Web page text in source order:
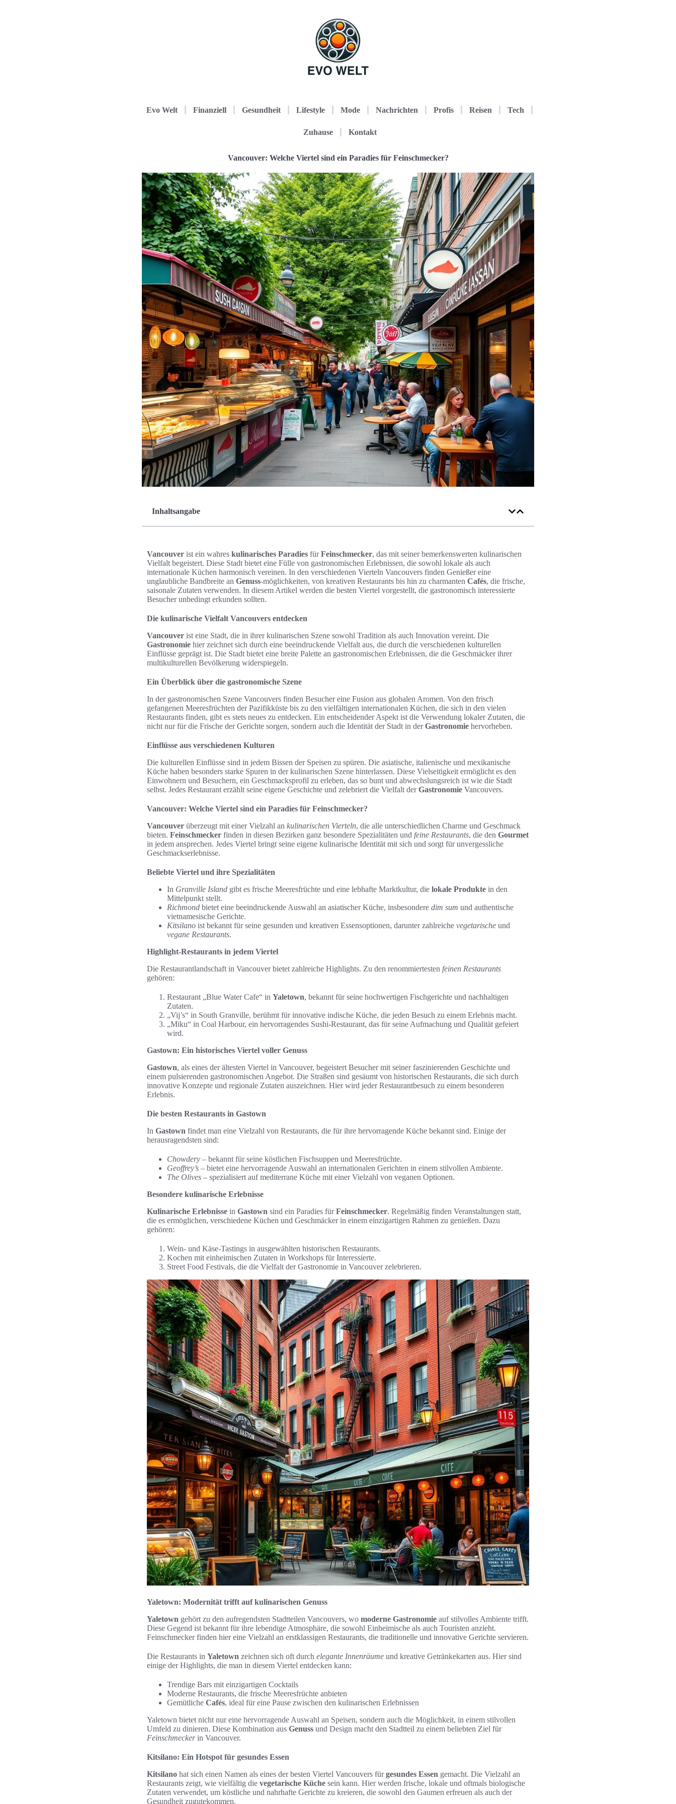
Evo Welt Finanziell Gesundheit Lifestyle Mode Nachrichten Profis Reisen Tech
Zuhause Kontakt
Vancouver: Welche Viertel sind ein Paradies für Feinschmecker?
Inhaltsangabe
Vancouver ist ein wahres kulinarisches Paradies fürFeinschmecker, das mit seiner bemerkenswerten kulinarischen
Vielfalt begeistert. Diese Stadt bietet eine Fülle von gastronomischen Erlebnissen, die sowohl lokale als auch
internationale Küchen harmonisch vereinen. In den verschiedenen Vierteln Vancouvers finden Genießer eine
unglaubliche Bandbreite an Genuss-möglichkeiten, von kreativen Restaurants bis hin zu charmanten Cafés, die frische,
saisonale Zutaten verwenden. In diesem Artikel werden die besten Viertel vorgestellt, die gastronomisch interessierte
Besucher unbedingt erkunden sollten.
Die kulinarische Vielfalt Vancouvers entdecken
Vancouver ist eine Stadt, die in ihrer kulinarischen Szene sowohl Tradition als auch Innovation vereint. Die
Gastronomie hier zeichnet sich durch eine beeindruckende Vielfalt aus, die durch die verschiedenen kulturellen
Einflüsse geprägt ist. Die Stadt bietet eine breite Palette an gastronomischen Erlebnissen, die die Geschmäcker ihrer
multikulturellen Bevölkerung widerspiegeln.
Ein Überblick über die gastronomische Szene
In der gastronomischen Szene Vancouvers finden Besucher eine Fusion aus globalen Aromen. Von den frisch
gefangenen Meeresfrüchten der Pazifikküste bis zu den vielfältigen internationalen Küchen, die sich in den vielen
Restaurants finden, gibt es stets neues zu entdecken. Ein entscheidender Aspekt ist die Verwendung lokaler Zutaten, die
nicht nur für die Frische der Gerichte sorgen, sondern auch die Identität der Stadt in derGastronomie hervorheben.
Einflüsse aus verschiedenen Kulturen
Die kulturellen Einflüsse sind in jedem Bissen der Speisen zu spüren. Die asiatische, italienische und mexikanische
Küche haben besonders starke Spuren in der kulinarischen Szene hinterlassen. Diese Vielseitigkeit ermöglicht es den
Einwohnern und Besuchern, ein Geschmacksprofil zu erleben, das so bunt und abwechslungsreich ist wie die Stadt
selbst. Jedes Restaurant erzählt seine eigene Geschichte und zelebriert die Vielfalt derGastronomie Vancouvers.
Vancouver: Welche Viertel sind ein Paradies für Feinschmecker?
Vancouver überzeugt mit einer Vielzahl an kulinarischen Vierteln, die alle unterschiedlichen Charme und Geschmack
bieten. Feinschmecker finden in diesen Bezirken ganz besondere Spezialitäten und feine Restaurants, die den Gourmet
in jedem ansprechen. Jedes Viertel bringt seine eigene kulinarische Identität mit sich und sorgt für unvergessliche
Geschmackserlebnisse.
Beliebte Viertel und ihre Spezialitäten
In Granville Island gibt es frische Meeresfrüchte und eine lebhafte Marktkultur, die lokale Produkte in den
Mittelpunkt stellt.
Richmond bietet eine beeindruckende Auswahl an asiatischer Küche, insbesondere dim sum und authentische
vietnamesische Gerichte.
Kitsilano ist bekannt für seine gesunden und kreativen Essensoptionen, darunter zahlreiche vegetarische und
vegane Restaurants.
Highlight-Restaurants in jedem Viertel
Die Restaurantlandschaft in Vancouver bietet zahlreiche Highlights. Zu den renommiertesten feinen Restaurants
gehören:
Restaurant „Blue Water Cafe“ in Yaletown, bekannt für seine hochwertigen Fischgerichte und nachhaltigen
Zutaten.
„Vij’s“ in South Granville, berühmt für innovative indische Küche, die jeden Besuch zu einem Erlebnis macht.
„Miku“ in Coal Harbour, ein hervorragendes Sushi-Restaurant, das für seine Aufmachung und Qualität gefeiert
wird.
Gastown: Ein historisches Viertel voller Genuss
Gastown, als eines der ältesten Viertel in Vancouver, begeistert Besucher mit seiner faszinierenden Geschichte und
einem pulsierenden gastronomischen Angebot. Die Straßen sind gesäumt von historischen Restaurants, die sich durch
innovative Konzepte und regionale Zutaten auszeichnen. Hier wird jeder Restaurantbesuch zu einem besonderen
Erlebnis.
Die besten Restaurants in Gastown
In Gastown findet man eine Vielzahl von Restaurants, die für ihre hervorragende Küche bekannt sind. Einige der
herausragendsten sind:
Chowdery – bekannt für seine köstlichen Fischsuppen und Meeresfrüchte.
Geoffrey’s – bietet eine hervorragende Auswahl an internationalen Gerichten in einem stilvollen Ambiente.
The Olives – spezialisiert auf mediterrane Küche mit einer Vielzahl von veganen Optionen.
Besondere kulinarische Erlebnisse
Kulinarische Erlebnisse in Gastown sind ein Paradies fürFeinschmecker. Regelmäßig finden Veranstaltungen statt,
die es ermöglichen, verschiedene Küchen und Geschmäcker in einem einzigartigen Rahmen zu genießen. Dazu
gehören:
Wein- und Käse-Tastings in ausgewählten historischen Restaurants.
Kochen mit einheimischen Zutaten in Workshops für Interessierte.
Street Food Festivals, die die Vielfalt der Gastronomie in Vancouver zelebrieren.
Yaletown: Modernität trifft auf kulinarischen Genuss
Yaletown gehört zu den aufregendsten Stadtteilen Vancouvers, wo moderne Gastronomie auf stilvolles Ambiente trifft.
Diese Gegend ist bekannt für ihre lebendige Atmosphäre, die sowohl Einheimische als auch Touristen anzieht.
Feinschmecker finden hier eine Vielzahl an erstklassigen Restaurants, die traditionelle und innovative Gerichte servieren.
Die Restaurants in Yaletown zeichnen sich oft durch elegante Innenräume und kreative Getränkekarten aus. Hier sind
einige der Highlights, die man in diesem Viertel entdecken kann:
Trendige Bars mit einzigartigen Cocktails
Moderne Restaurants, die frische Meeresfrüchte anbieten
Gemütliche Cafés, ideal für eine Pause zwischen den kulinarischen Erlebnissen
Yaletown bietet nicht nur eine hervorragende Auswahl an Speisen, sondern auch die Möglichkeit, in einem stilvollen
Umfeld zu dinieren. Diese Kombination aus Genuss und Design macht den Stadtteil zu einem beliebten Ziel für
Feinschmeckerin Vancouver.
Kitsilano: Ein Hotspot für gesundes Essen
Kitsilano hat sich einen Namen als eines der besten Viertel Vancouvers fürgesundes Essen gemacht. Die Vielzahl an
Restaurants zeigt, wie vielfältig die vegetarische Küche sein kann. Hier werden frische, lokale und oftmals biologische
Zutaten verwendet, um köstliche und nahrhafte Gerichte zu kreieren, die sowohl den Gaumen erfreuen als auch der
Gesundheit zugutekommen.